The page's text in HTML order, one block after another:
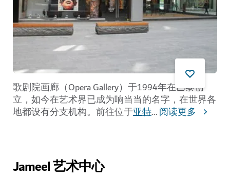
歌剧院画廊（Opera Gallery）于1994年在巴黎创
立，如今在艺术界已成为响当当的名字，在世界各
地都设有分支机构。前往位于亚特...阅读更多
Jameel 艺术中心